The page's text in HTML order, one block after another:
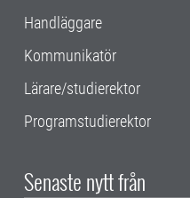
Handläggare
Kommunikatör
Lärare/studierektor
Programstudierektor
Senaste nytt från